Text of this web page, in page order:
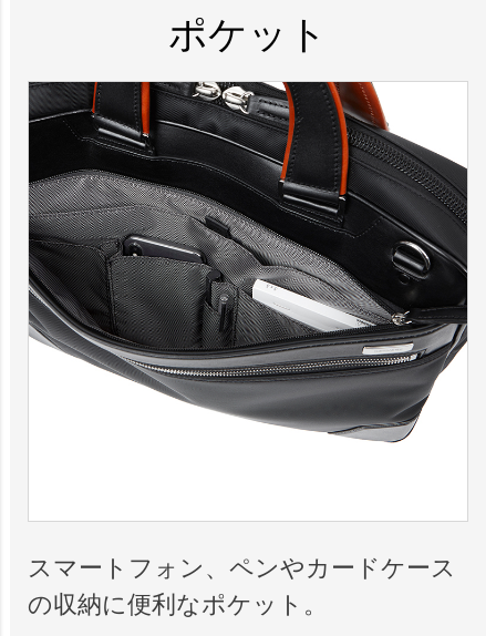
ポケット
スマートフォン、ペンやカードケース
の収納に便利なポケット。